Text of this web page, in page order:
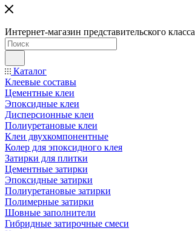
Интернет-магазин представительского класса
Каталог
Клеевые составы
Цементные клеи
Эпоксидные клеи
Дисперсионные клеи
Полиуретановые клеи
Клеи двухкомпонентные
Колер для эпоксидного клея
Затирки для плитки
Цементные затирки
Эпоксидные затирки
Полиуретановые затирки
Полимерные затирки
Шовные заполнители
Гибридные затирочные смеси